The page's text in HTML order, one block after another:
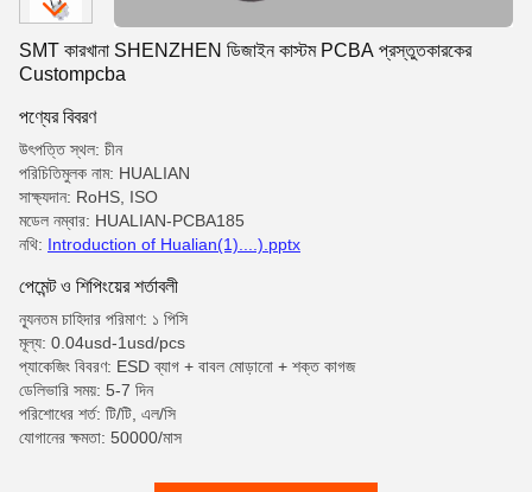
SMT কারখানা SHENZHEN ডিজাইন কাস্টম PCBA প্রস্তুতকারকের
Custompcba
পণ্যের বিবরণ
উৎপত্তি স্থল: চীন
পরিচিতিমুলক নাম: HUALIAN
সাক্ষ্যদান: RoHS, ISO
মডেল নম্বার: HUALIAN-PCBA185
নথি: Introduction of Hualian(1)....).pptx
পেমেন্ট ও শিপিংয়ের শর্তাবলী
ন্যূনতম চাহিদার পরিমাণ: ১ পিসি
মূল্য: 0.04usd-1usd/pcs
প্যাকেজিং বিবরণ: ESD ব্যাগ + বাবল মোড়ানো + শক্ত কাগজ
ডেলিভারি সময়: 5-7 দিন
পরিশোধের শর্ত: টি/টি, এল/সি
যোগানের ক্ষমতা: 50000/মাস